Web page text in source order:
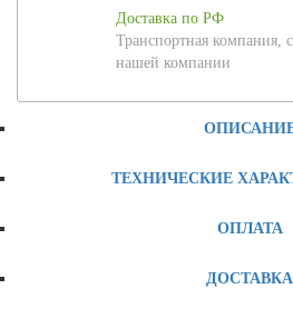
Доставка по РФ
Транспортная компания,
нашей компании
ТЕХНИЧЕСКИЕ
ОПЛАТА
ДОСТАВКА